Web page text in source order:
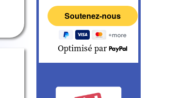
Optimisé par